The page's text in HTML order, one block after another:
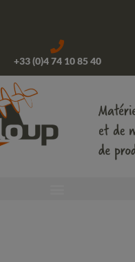
+33 (0)4 74 10 85 40